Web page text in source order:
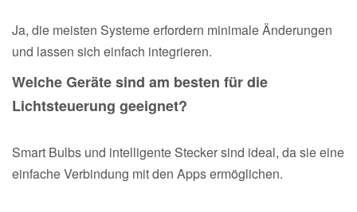
Ja, die meisten Systeme erfordern minimale Änderungen
und lassen sich einfach integrieren.
Welche Geräte sind am besten für die
Lichtsteuerung geeignet?
Smart Bulbs und intelligente Stecker sind ideal, da sie eine
einfache Verbindung mit den Apps ermöglichen.